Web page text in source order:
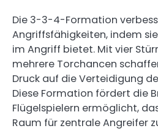
Die 3-3-4-Formation
Angriffsfähigkeiten, indem
im Angriff bietet. Mit vier
mehrere Torchancen
Druck auf die Verteidigung
Diese Formation fördert die
Flügelspielern ermöglicht,
Raum für zentrale Angreifer